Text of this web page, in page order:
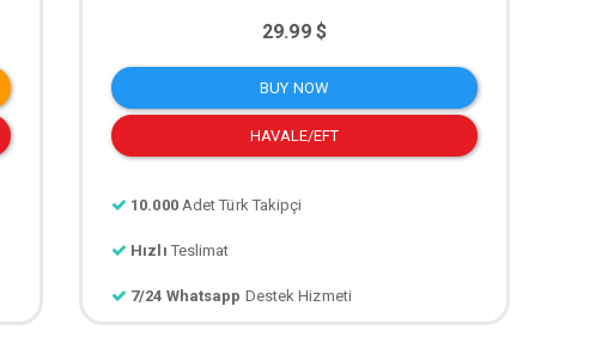
29.99 $
BUY NOW
HAVALE/EFT
10.000 Adet Türk Takipçi
Hızlı Teslimat
7/24 Whatsapp Destek Hizmeti